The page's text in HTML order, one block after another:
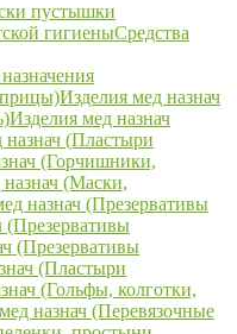
пустышки
гигиеныСредства
Изделия мед назнач
Изделия мед назнач
назнач (Пластыри
(Горчишники,
(Маски,
назнач (Презервативы
(Презервативы
(Презервативы
(Пластыри
(Гольфы, колготки,
назнач (Перевязочные